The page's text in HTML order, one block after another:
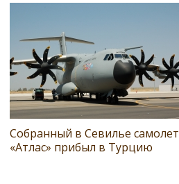
Собранный в Севилье самолет
«Атлас» прибыл в Турцию